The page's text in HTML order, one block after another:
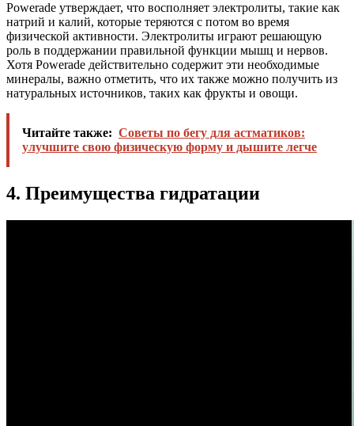
Powerade утверждает, что восполняет электролиты, такие как
натрий и калий, которые теряются с потом во время
физической активности. Электролиты играют решающую
роль в поддержании правильной функции мышц и нервов.
Хотя Powerade действительно содержит эти необходимые
минералы, важно отметить, что их также можно получить из
натуральных источников, таких как фрукты и овощи.
Читайте также: Советы по бегу для астматиков:
улучшите свою физическую форму и дышите легче
4. Преимущества гидратации